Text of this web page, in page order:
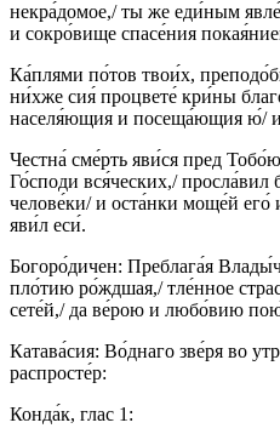
некра́домое,/ ты же еди́ным
и сокро́вище спасе́ния
Ка́плями по́тов твои́х,
ни́хже сия́ процвете́ кри́ны
населя́ющия и посеща́ющия ю́/ и
Честна́ сме́рть яви́ся пред
Го́споди вся́ческих,/
челове́ки/ и оста́нки моще́й
яви́л еси́.
Богоро́дичен: Преблага́я
пло́тию ро́ждшая,/ тле́нное
сете́й,/ да ве́рою и любо́вию
Катава́сия: Во́днаго зве́ря во
распросте́р:
Конда́к, глас 1: